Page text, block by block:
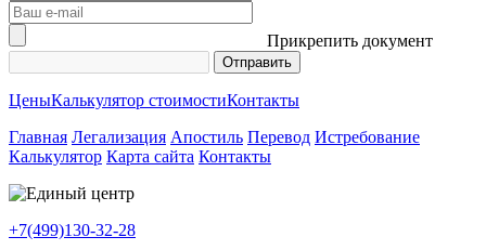
Прикрепить документ
ЦеныКалькулятор стоимостиКонтакты
Главная Легализация Апостиль Перевод Истребование
Калькулятор Карта сайта Контакты
+7(499)130-32-28